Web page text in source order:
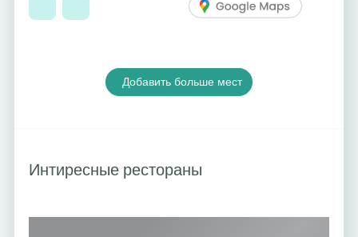
Добавить больше мест
Интиресные рестораны